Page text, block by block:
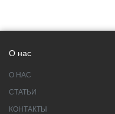
О нас
О НАС
СТАТЬИ
КОНТАКТЫ